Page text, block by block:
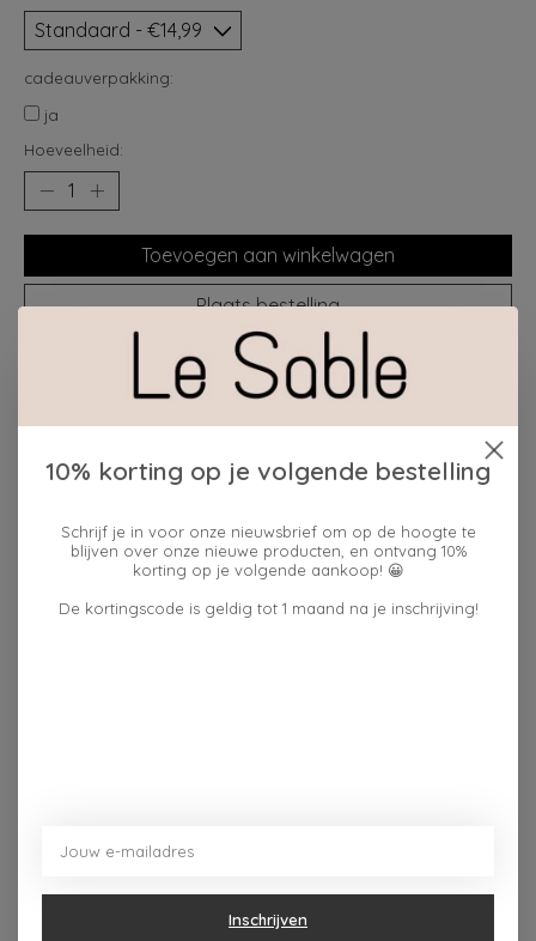
cadeauverpakking:
ja
Hoeveelheid:
Toevoegen aan winkelwagen
Plaats bestelling
Toevoegen om te vergelijken
Beschrijving Reviews (0)
Met ruimte voor een kaars en een kaart, creëer je een
persoonlijke sfeer vol betekenis.
Het beige, basic design maakt het gedenkaltaar
Dit vind je misschien ook leuk
Items van productcarrousel
10% korting op je volgende bestelling
Schrijf je in voor onze nieuwsbrief om op de hoogte te
blijven over onze nieuwe producten, en ontvang 10%
korting op je volgende aankoop! 😀
De kortingscode is geldig tot 1 maand na je inschrijving!
Inschrijven